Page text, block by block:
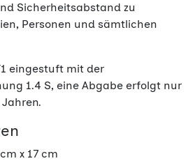
Sicherheitsabstand zu
Personen und sämtlichen
eingestuft mit der
1.4 S, eine Abgabe erfolgt nur
x 17 cm